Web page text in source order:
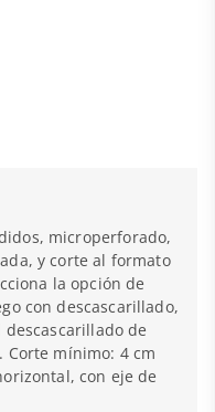
microperforado,
y corte al formato
la opción de
con descascarillado,
de
mínimo: 4 cm
con eje de